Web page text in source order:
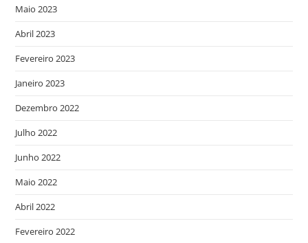
Maio 2023
Abril 2023
Fevereiro 2023
Janeiro 2023
Dezembro 2022
Julho 2022
Junho 2022
Maio 2022
Abril 2022
Fevereiro 2022